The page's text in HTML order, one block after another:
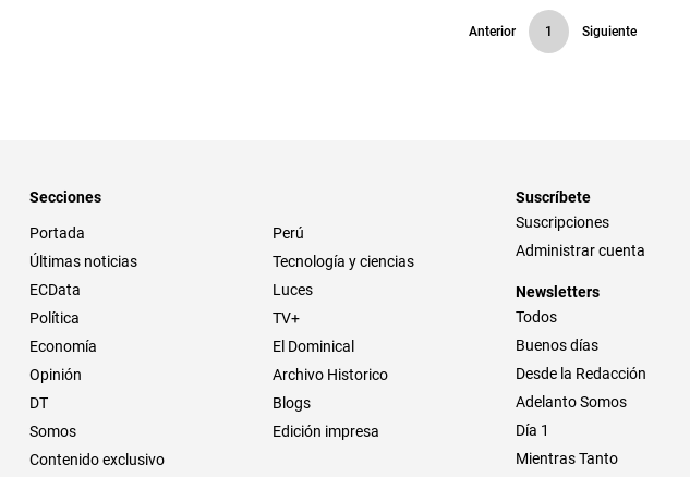
Anterior 1 Siguiente
Secciones
Portada
Últimas noticias
ECData
Política
Economía
Opinión
DT
Somos
Contenido exclusivo
Perú
Tecnología y ciencias
Luces
TV+
El Dominical
Archivo Historico
Blogs
Edición impresa
Suscríbete
Suscripciones
Administrar cuenta
Newsletters
Todos
Buenos días
Desde la Redacción
Adelanto Somos
Día 1
Mientras Tanto